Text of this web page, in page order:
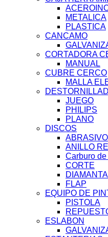
METALICA
PLASTICA
CANCAMO
CORTADORA
MANUAL
CUBRE CERCO
MALLA
JUEGO
PHILIPS
PLANO
DISCOS
ANILLO
Carburo
CORTE
FLAP
EQUIPO DE
PISTOLA
ESLABON